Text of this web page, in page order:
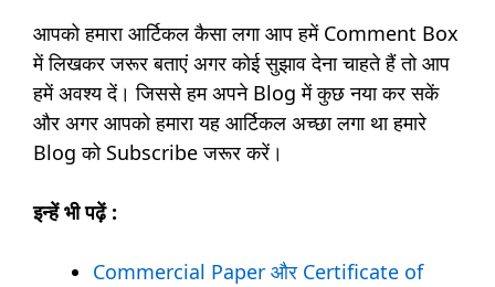
आपको हमारा आर्टिकल कैसा लगा आप हमें Comment Box
में लिखकर जरूर बताएं अगर कोई सुझाव देना चाहते हैं तो आप
हमें अवश्य दें। जिससे हम अपने Blog में कुछ नया कर सकें
और अगर आपको हमारा यह आर्टिकल अच्छा लगा था हमारे
Blog को Subscribe जरूर करें।
इन्हें भी पढ़ें :
Commercial Paper और Certificate of